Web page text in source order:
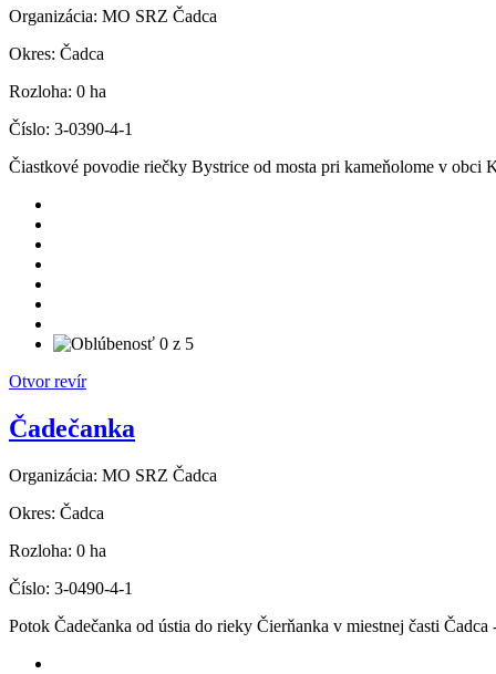
Organizácia: MO SRZ Čadca
Okres: Čadca
Rozloha: 0 ha
Číslo: 3-0390-4-1
Čiastkové povodie riečky Bystrice od mosta pri kameňolome v obci
Otvor revír
Čadečanka
Organizácia: MO SRZ Čadca
Okres: Čadca
Rozloha: 0 ha
Číslo: 3-0490-4-1
Potok Čadečanka od ústia do rieky Čierňanka v miestnej časti